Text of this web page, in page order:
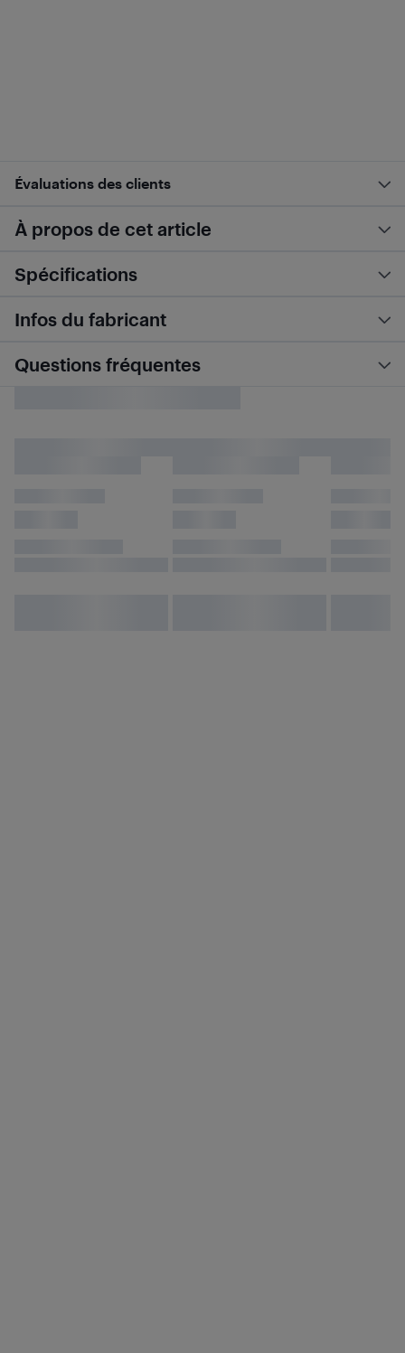
Évaluations des clients
À propos de cet article
Spécifications
Infos du fabricant
Questions fréquentes